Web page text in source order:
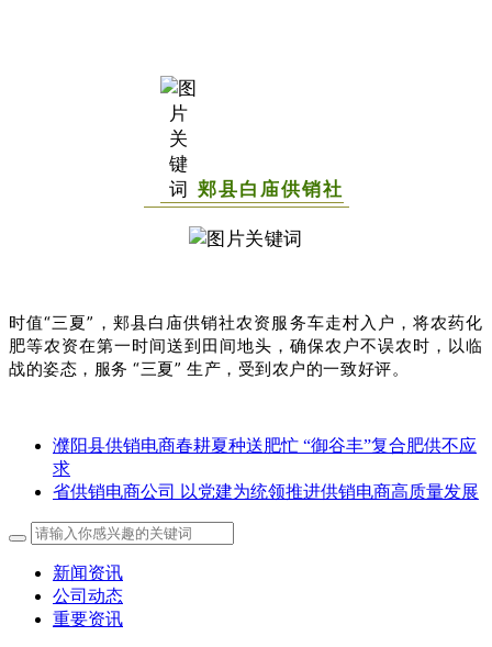
郏县白庙供销社
时值“三夏”，郏县白庙供销社农资服务车走村入户，将农药化
肥等农资在第一时间送到田间地头，确保农户不误农时，以临
战的姿态，服务 “三夏” 生产，受到农户的一致好评。
濮阳县供销电商春耕夏种送肥忙 “御谷丰”复合肥供不应
求
省供销电商公司 以党建为统领推进供销电商高质量发展
新闻资讯
公司动态
重要资讯